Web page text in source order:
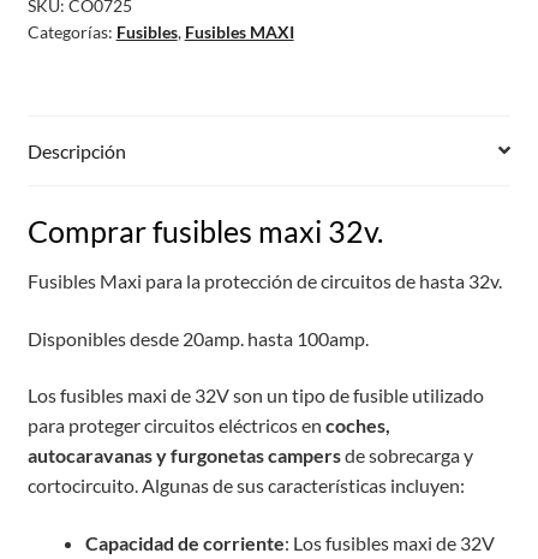
SKU: CO0725
Categorías: Fusibles, Fusibles MAXI
Descripción
Comprar fusibles maxi 32v.
Fusibles Maxi para la protección de circuitos de hasta 32v.
Disponibles desde 20amp. hasta 100amp.
Los fusibles maxi de 32V son un tipo de fusible utilizado
para proteger circuitos eléctricos en coches,
autocaravanas y furgonetas campersde sobrecarga y
cortocircuito. Algunas de sus características incluyen:
Capacidad de corriente: Los fusibles maxi de 32V